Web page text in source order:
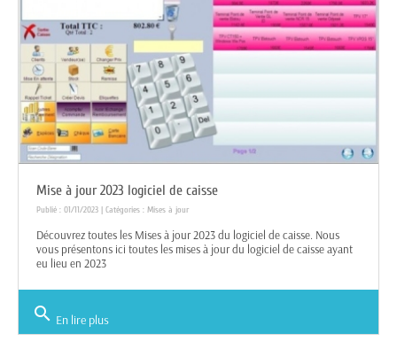
Mise à jour 2023 logiciel de caisse
Publié : 01/11/2023 | Catégories : Mises à jour
Découvrez toutes les Mises à jour 2023 du logiciel de caisse. Nous
vous présentons ici toutes les mises à jour du logiciel de caisse ayant
eu lieu en 2023
search En lire plus